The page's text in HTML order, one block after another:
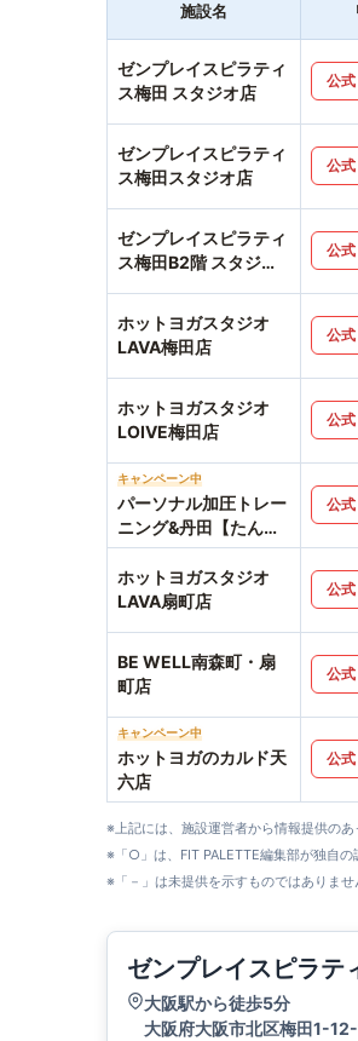
施設名
ゼンプレイスピラティ
ス梅田 スタジオ店
公式
ゼンプレイスピラティ
ス梅田スタジオ店
公式
ゼンプレイスピラティ
ス梅田B2階 スタジオ
公式
ホットヨガスタジオ
LAVA梅田店
公式
ホットヨガスタジオ
LOIVE梅田店
公式
キャンペーン中
パーソナル加圧トレー
ニング&丹田【たんで
ん】波動整体スタジオ
Hearts227-ハーツニ
ニナナ-
公式
ホットヨガスタジオ
LAVA扇町店
公式
BE WELL南森町・扇
町店
公式
キャンペーン中
ホットヨガのカルド天
六店
公式
※上記には、施設運営者から情報提供の
※「○」は、FIT PALETTE編集部が独自の
※「－」は未提供を示すものではありま
ゼンプレイスピラテ
大阪駅から徒歩5分
大阪府大阪市北区梅田1-